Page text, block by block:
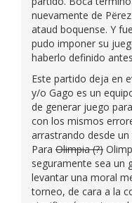
nuevamente de
ataud boquense. Y
pudo imponer su
haberlo definido
Este partido deja en
y/o Gago es un
de generar juego
con los mismos
arrastrando desde
Para Olimpia (?)
seguramente sea un
levantar una moral
torneo, de cara a la